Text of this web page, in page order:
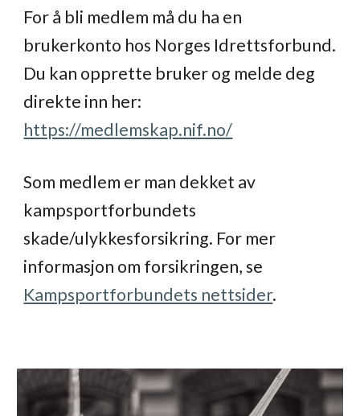
For å bli medlem må du ha en
brukerkonto hos Norges Idrettsforbund.
Du kan opprette bruker og melde deg
direkte inn her:
https://medlemskap.nif.no/
Som medlem er man dekket av
kampsportforbundets
skade/ulykkesforsikring. For mer
informasjon om forsikringen, se
Kampsportforbundets nettsider.